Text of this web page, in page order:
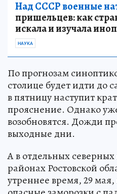
Над СССР военные
пришельцев: как
искала и изучала
НАУКА
По прогнозам
столице будет идти до
в пятницу наступит
прояснение. Однако
возобновятся. Дожди
выходные дни.
А в отдельных
районах Ростовской
утреннее время, 29